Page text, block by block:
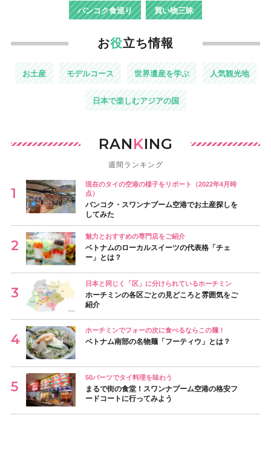
バンコク食巡り 買い物三昧
お役立ち情報
お土産 モデルコース 世界遺産を学ぶ 人気観光地
日本で楽しむアジアの国
RANKING
週間ランキング
現在のタイの空港の様子をリポート（2022年4月時
点）
バンコク・スワンナプーム空港でお土産探しを
してみた
魅力とおすすめの専門店をご紹介
ベトナムのローカルスイーツの代表格「チェ
ー」とは？
日本と同じく「区」に分けられているホーチミン
ホーチミンの各区ごとの見どころと雰囲気をご
紹介
ホーチミンでフォーの次に食べるならこの麺！
ベトナム南部の名物麺「フーティウ」とは？
50バーツでタイ料理を味わう
まるで街の食堂！スワンナプーム空港の格安フ
ードコートに行ってみよう